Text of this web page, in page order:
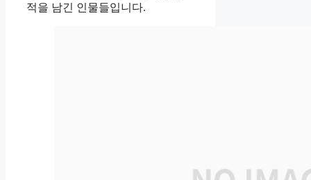
적을 남긴 인물들입니다.